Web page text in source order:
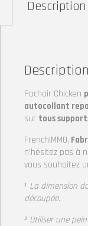
Description
Description
Pochoir Chicken
autocollant
sur tous
FrenchIMMO,
n’hésitez pas à
vous souhaitez
¹ La dimension
découpée.
² Utiliser une